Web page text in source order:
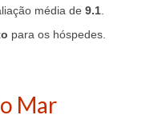
média de 9.1
para os hóspedes.
Mar